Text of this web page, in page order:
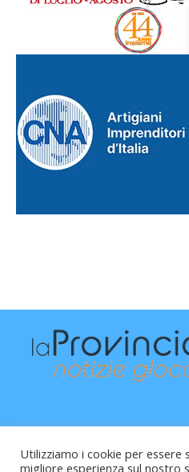
Utilizziamo i cookie per essere
migliore esperienza sul nostro